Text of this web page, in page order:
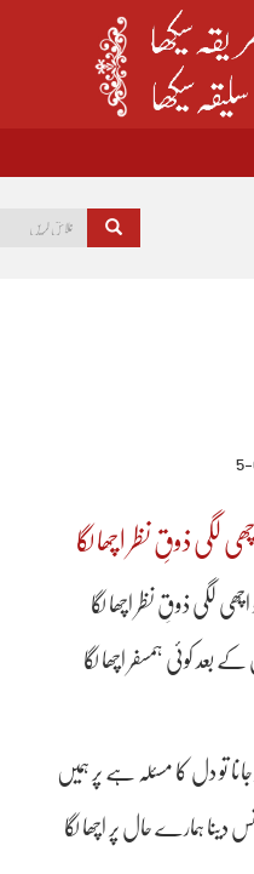
لگی ذوقِ نظر اچھا لگا
اچھی لگی ذوقِ نظر اچھا لگا
کے بعد کوئی ہمسفر اچھا لگا
تو دل کا مسئلہ ہے پر ہمیں
دینا ہمارے حال پر اچھا لگا